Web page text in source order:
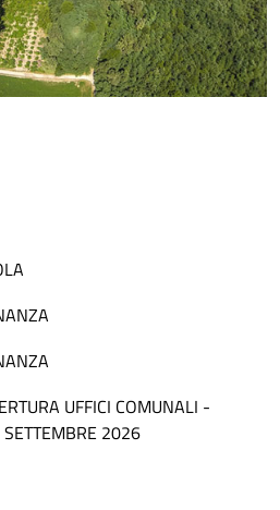
UFFICI COMUNALI -
2026